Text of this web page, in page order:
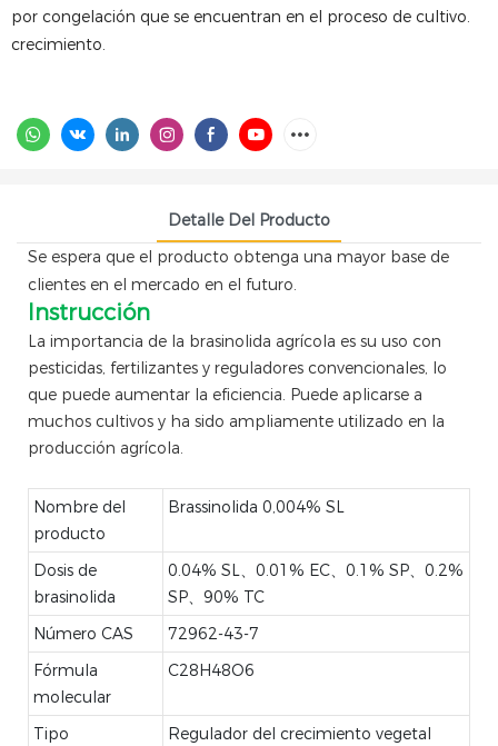
por congelación que se encuentran en el proceso de cultivo.
crecimiento.
Detalle Del Producto
Se espera que el producto obtenga una mayor base de
clientes en el mercado en el futuro.
Instrucción
La importancia de la brasinolida agrícola es su uso con
pesticidas, fertilizantes y reguladores convencionales, lo
que puede aumentar la eficiencia. Puede aplicarse a
muchos cultivos y ha sido ampliamente utilizado en la
producción agrícola.
Nombre del
producto
Brassinolida 0,004% SL
Dosis de
brasinolida
0.04% SL、0.01% EC、0.1% SP、0.2%
SP、90% TC
Número CAS
72962-43-7
Fórmula
molecular
C28H48O6
Tipo
Regulador del crecimiento vegetal